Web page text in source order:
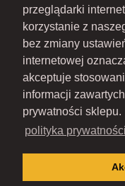
przeglądarki
korzystanie z
bez zmiany
internetowej
akceptuje
informacji
prywatności sklepu.
polityka
ZOBACZ RÓWNIEŻ
KONTAKT
NEWSLETTER
RAMEX SPÓŁKA Z OGRANICZONĄ
z siedzibą w Nowym Sączu
123 C, 33-300 Nowy Sącz);
Sądowego pod numerem KRS
jest dokumentacja spółki:
Wydział Gospodarczy
10 050 000 zł, w całości